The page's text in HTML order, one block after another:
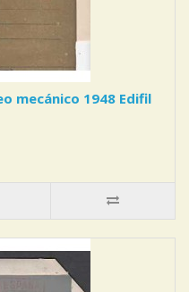
mecánico 1948 Edifil